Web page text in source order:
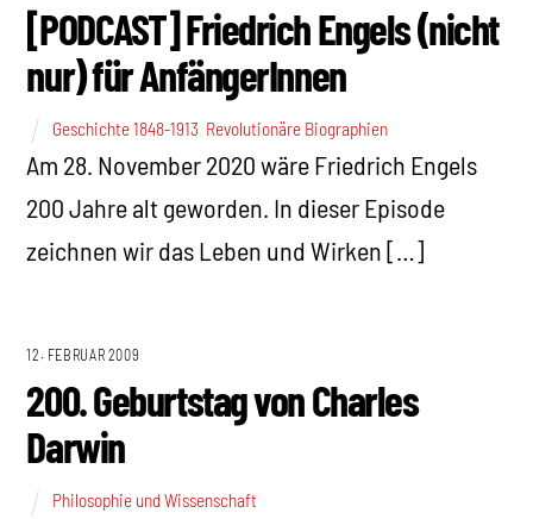
[PODCAST] Friedrich Engels (nicht
nur) für AnfängerInnen
Geschichte 1848-1913 Revolutionäre Biographien
Am 28. November 2020 wäre Friedrich Engels
200 Jahre alt geworden. In dieser Episode
zeichnen wir das Leben und Wirken […]
12. FEBRUAR 2009
200. Geburtstag von Charles
Darwin
Philosophie und Wissenschaft